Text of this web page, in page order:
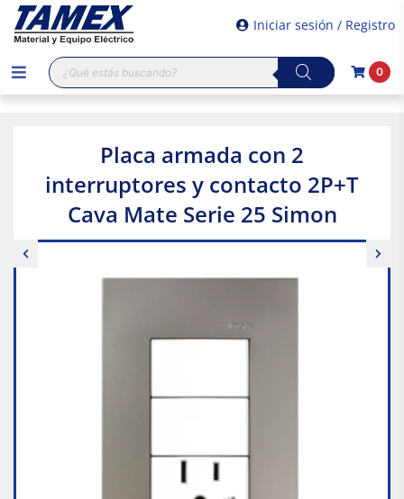
Iniciar sesión / Registro
Búsqueda
de
productos
0
Placa armada con 2
interruptores y contacto 2P+T
Cava Mate Serie 25 Simon